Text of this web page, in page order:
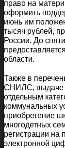
право на
оформить
июнь им
тысяч рублей,
России. До
области.
Также в
СНИЛС, выдаче
отдельным
коммунальных
приобретение
многодетных
регистрации на
электронной